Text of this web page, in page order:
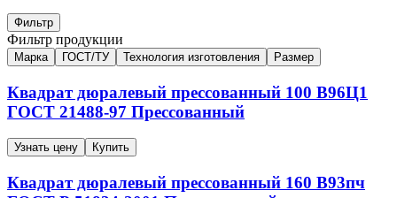
Фильтр
Фильтр продукции
Марка ГОСТ/ТУ Технология изготовления Размер
Квадрат дюралевый прессованный 100 В96Ц1
ГОСТ 21488-97 Прессованный
Узнать цену Купить
Квадрат дюралевый прессованный 160 В93пч